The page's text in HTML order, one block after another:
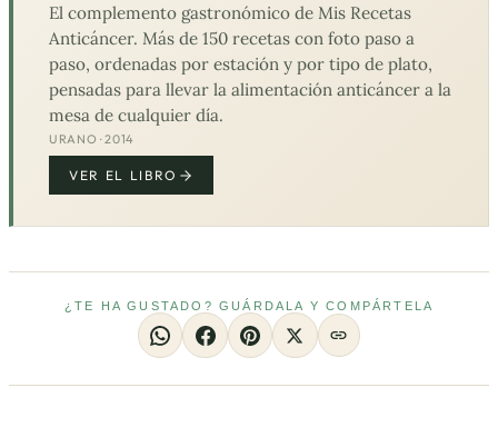
El complemento gastronómico de Mis Recetas
Anticáncer. Más de 150 recetas con foto paso a
paso, ordenadas por estación y por tipo de plato,
pensadas para llevar la alimentación anticáncer a la
mesa de cualquier día.
URANO · 2014
VER EL LIBRO
¿TE HA GUSTADO? GUÁRDALA Y COMPÁRTELA